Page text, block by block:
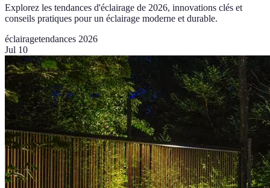
Explorez les tendances d'éclairage de 2026, innovations clés et
conseils pratiques pour un éclairage moderne et durable.
éclairagetendances 2026
Jul 10